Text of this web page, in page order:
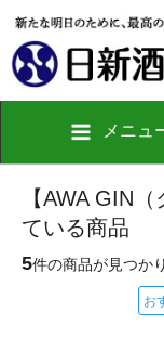
メニュ
【AWA GIN
ている商品
5件の商品が見つか
お